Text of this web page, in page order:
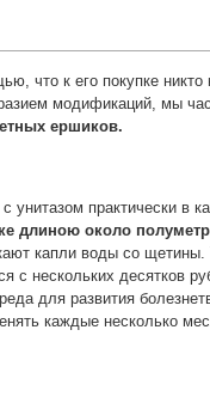
что к его покупке никто
модификаций, мы
ершиков.
унитазом практически в
длиною около
капли воды со
с нескольких десятков
для развития
каждые несколько